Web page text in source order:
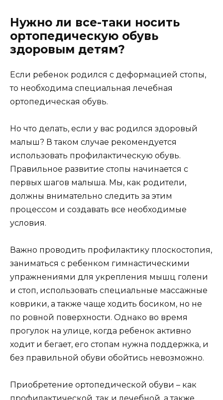
Нужно ли все-таки носить
ортопедическую обувь
здоровым детям?
Если ребенок родился с деформацией стопы,
то необходима специальная лечебная
ортопедическая обувь.
Но что делать, если у вас родился здоровый
малыш? В таком случае рекомендуется
использовать профилактическую обувь.
Правильное развитие стопы начинается с
первых шагов малыша. Мы, как родители,
должны внимательно следить за этим
процессом и создавать все необходимые
условия.
Важно проводить профилактику плоскостопия,
заниматься с ребенком гимнастическими
упражнениями для укрепления мышц голени
и стоп, использовать специальные массажные
коврики, а также чаще ходить босиком, но не
по ровной поверхности. Однако во время
прогулок на улице, когда ребенок активно
ходит и бегает, его стопам нужна поддержка, и
без правильной обуви обойтись невозможно.
Приобретение ортопедической обуви – как